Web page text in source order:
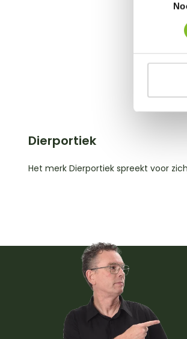
Dierportiek
Het merk Dierportiek spreekt voor